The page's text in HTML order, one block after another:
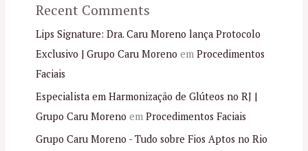
Recent Comments
Lips Signature: Dra. Caru Moreno lança Protocolo
Exclusivo | Grupo Caru Moreno em Procedimentos
Faciais
Especialista em Harmonização de Glúteos no RJ |
Grupo Caru Moreno em Procedimentos Faciais
Grupo Caru Moreno - Tudo sobre Fios Aptos no Rio